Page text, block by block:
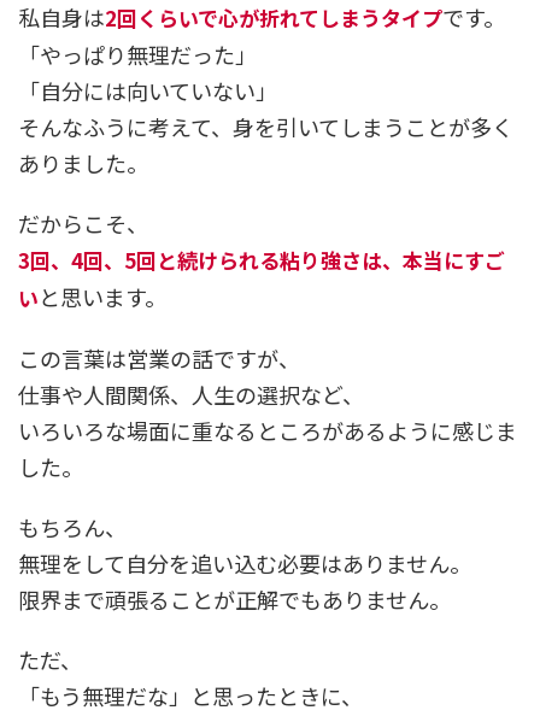
私自身は2回くらいで心が折れてしまうタイプです。
「やっぱり無理だった」
「自分には向いていない」
そんなふうに考えて、身を引いてしまうことが多く
ありました。
だからこそ、
3回、4回、5回と続けられる粘り強さは、本当にすご
いと思います。
この言葉は営業の話ですが、
仕事や人間関係、人生の選択など、
いろいろな場面に重なるところがあるように感じま
した。
もちろん、
無理をして自分を追い込む必要はありません。
限界まで頑張ることが正解でもありません。
ただ、
「もう無理だな」と思ったときに、